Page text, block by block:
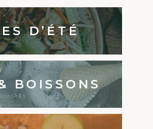
D’ÉTÉ
BOISSONS